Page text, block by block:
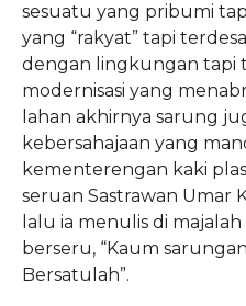
sesuatu yang pribumi
yang “rakyat” tapi
dengan lingkungan tapi
modernisasi yang
lahan akhirnya sarung
kebersahajaan yang
kementerengan kaki
seruan Sastrawan Umar
lalu ia menulis di
berseru, “Kaum
Bersatulah”.